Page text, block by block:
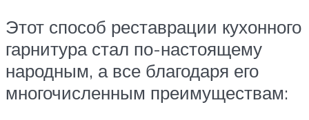
Этот способ реставрации кухонного
гарнитура стал по-настоящему
народным, а все благодаря его
многочисленным преимуществам: